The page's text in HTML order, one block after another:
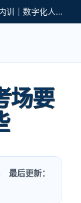
艾威培训｜职业认证培训｜IT技术培训｜企业内训｜数字化人才培养
场要
最后更新：